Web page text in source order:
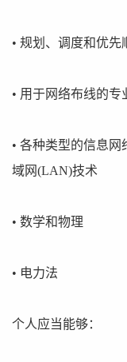
• 规划、调度和优先
• 用于网络布线的专
• 各种类型的信息
域网(LAN)技术
• 数学和物理
• 电力法
个人应当能够：